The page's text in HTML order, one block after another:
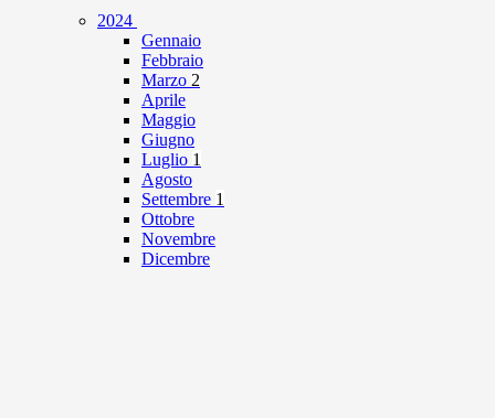
2024
Gennaio
Febbraio
Marzo 2
Aprile
Maggio
Giugno
Luglio 1
Agosto
Settembre 1
Ottobre
Novembre
Dicembre